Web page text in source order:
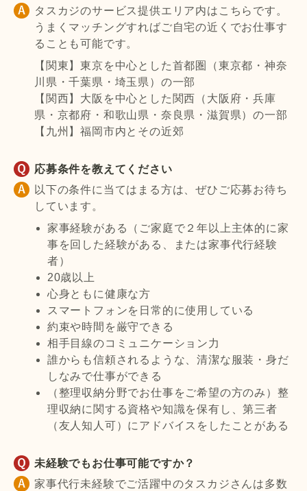
タスカジのサービス提供エリア内はこちらです。
うまくマッチングすればご自宅の近くでお仕事す
ることも可能です。
【関東】東京を中心とした首都圏（東京都・神奈
川県・千葉県・埼玉県）の一部
【関西】大阪を中心とした関西（大阪府・兵庫
県・京都府・和歌山県・奈良県・滋賀県）の一部
【九州】福岡市内とその近郊
応募条件を教えてください
以下の条件に当てはまる方は、ぜひご応募お待ち
しています。
家事経験がある（ご家庭で２年以上主体的に家
事を回した経験がある、または家事代行経験
者）
20歳以上
心身ともに健康な方
スマートフォンを日常的に使用している
約束や時間を厳守できる
相手目線のコミュニケーション力
誰からも信頼されるような、清潔な服装・身だ
しなみで仕事ができる
（整理収納分野でお仕事をご希望の方のみ）整
理収納に関する資格や知識を保有し、第三者
（友人知人可）にアドバイスをしたことがある
未経験でもお仕事可能ですか？
家事代行未経験でご活躍中のタスカジさんは多数